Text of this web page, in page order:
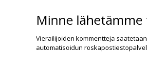
Minne lähetämme
Vierailijoiden kommentteja
automatisoidun